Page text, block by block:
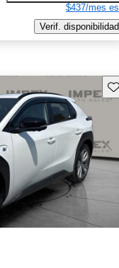
$437/mes
Verif. disponibilidad